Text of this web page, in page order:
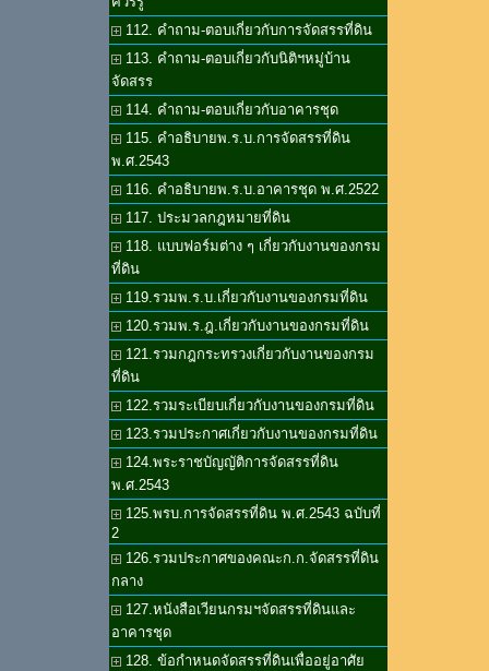
112. คำถาม-ตอบเกี่ยวกับการจัดสรรที่ดิน
113. คำถาม-ตอบเกี่ยวกับนิติฯหมู่บ้าน
จัดสรร
114. คำถาม-ตอบเกี่ยวกับอาคารชุด
115. คำอธิบายพ.ร.บ.การจัดสรรที่ดิน
พ.ศ.2543
116. คำอธิบายพ.ร.บ.อาคารชุด พ.ศ.2522
117. ประมวลกฎหมายที่ดิน
118. แบบฟอร์มต่าง ๆ เกี่ยวกับงานของกรม
ที่ดิน
119.รวมพ.ร.บ.เกี่ยวกับงานของกรมที่ดิน
120.รวมพ.ร.ฎ.เกี่ยวกับงานของกรมที่ดิน
121.รวมกฎกระทรวงเกี่ยวกับงานของกรม
ที่ดิน
122.รวมระเบียบเกี่ยวกับงานของกรมที่ดิน
123.รวมประกาศเกี่ยวกับงานของกรมที่ดิน
124.พระราชบัญญัติการจัดสรรที่ดิน
พ.ศ.2543
125.พรบ.การจัดสรรที่ดิน พ.ศ.2543 ฉบับที่
2
126.รวมประกาศของคณะก.ก.จัดสรรที่ดิน
กลาง
127.หนังสือเวียนกรมฯจัดสรรที่ดินและ
อาคารชุด
128. ข้อกำหนดจัดสรรที่ดินเพื่ออยู่อาศัย